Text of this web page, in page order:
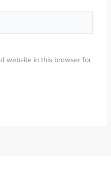
website in this browser for